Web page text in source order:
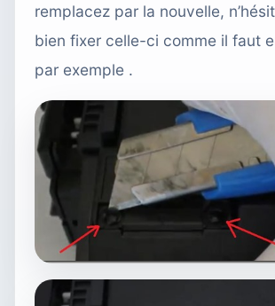
remplacez par la nouvelle,
bien fixer celle-ci comme il faut
par exemple .